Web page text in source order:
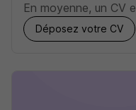
En moyenne, un CV
Déposez votre CV